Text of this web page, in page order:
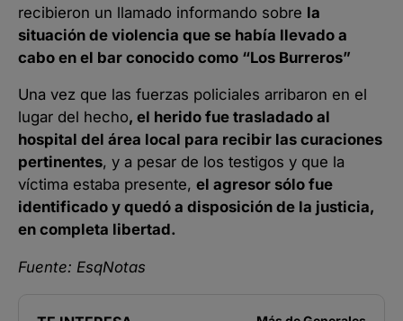
recibieron un llamado informando sobre la
situación de violencia que se había llevado a
cabo en el bar conocido como “Los Burreros”
Una vez que las fuerzas policiales arribaron en el
lugar del hecho, el herido fue trasladado al
hospital del área local para recibir las curaciones
pertinentes, y a pesar de los testigos y que la
víctima estaba presente, el agresor sólo fue
identificado y quedó a disposición de la justicia,
en completa libertad.
Fuente: EsqNotas